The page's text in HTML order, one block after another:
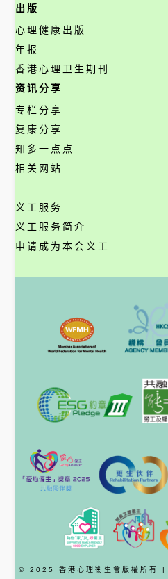
出版
心理健康出版
年报
香港心理卫生期刊
资讯分享
专栏分享
复康分享
知多一点点
相关网站
义工服务
义工服务简介
申请成为本会义工
© 2025 香港心理衞生會版權所有 |